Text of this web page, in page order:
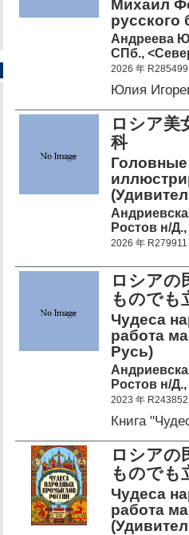
Михаил
русского
Андреева
СПб.,
2026 年 R285499
Юлия
ロシア美
科
Ростов н/
2026 年 R279911
ロシア
ものでも
Чудеса
работа
Русь)
Ростов н/
2023 年 R243852
Книга
ロシア
ものでも
Чудеса
работа